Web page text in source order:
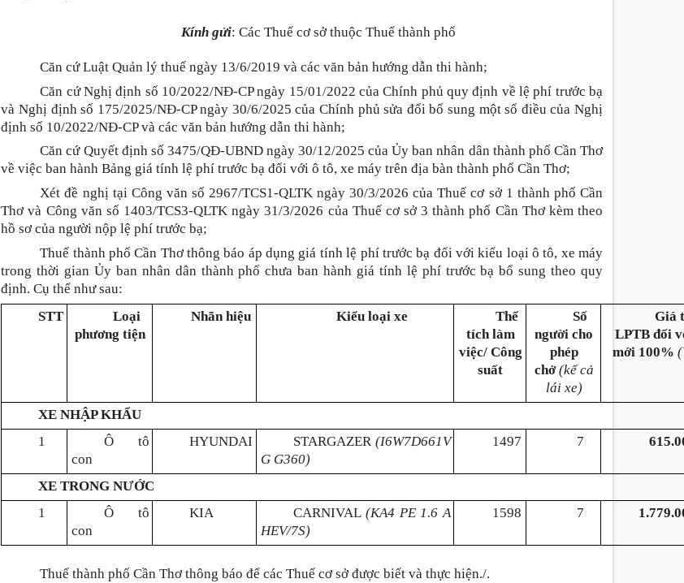
Kính gửi: Các Thuế cơ sở thuộc Thuế thành phố
Căn cứ Luật Quản lý thuế ngày 13/6/2019 và các văn bản hướng dẫn thi hành;
Căn cứ Nghị định số 10/2022/NĐ-CP ngày 15/01/2022 của Chính phủ quy định về lệ phí trước bạ
và Nghị định số 175/2025/NĐ-CP ngày 30/6/2025 của Chính phủ sửa đổi bổ sung một số điều của Nghị
định số 10/2022/NĐ-CP và các văn bản hướng dẫn thi hành;
Căn cứ Quyết định số 3475/QĐ-UBND ngày 30/12/2025 của Ủy ban nhân dân thành phố Cần Thơ
về việc ban hành Bảng giá tính lệ phí trước bạ đối với ô tô, xe máy trên địa bàn thành phố Cần Thơ;
Xét đề nghị tại Công văn số 2967/TCS1-QLTK ngày 30/3/2026 của Thuế cơ sở 1 thành phố Cần
Thơ và Công văn số 1403/TCS3-QLTK ngày 31/3/2026 của Thuế cơ sở 3 thành phố Cần Thơ kèm theo
hồ sơ của người nộp lệ phí trước bạ;
Thuế thành phố Cần Thơ thông báo áp dụng giá tính lệ phí trước bạ đối với kiểu loại ô tô, xe máy
trong thời gian Ủy ban nhân dân thành phố chưa ban hành giá tính lệ phí trước bạ bổ sung theo quy
định. Cụ thể như sau:
STT
Loại
phương tiện
Nhãn hiệu Kiểu loại xe
Thể
tích làm
việc/ Công
suất
Số
người cho
phép
chở(kể cả
lái xe)
Giá
LPTB đối
mới 100%
XE NHẬP KHẨU
1
Ô tô
con
HYUNDAI STARGAZER (I6W7D661V
G G360)
1497 7
XE TRONG NƯỚC
1
Ô tô
con
KIA CARNIVAL(KA4 PE 1.6 A
HEV/7S)
1598 7
Thuế thành phố Cần Thơ thông báo để các Thuế cơ sở được biết và thực hiện./.